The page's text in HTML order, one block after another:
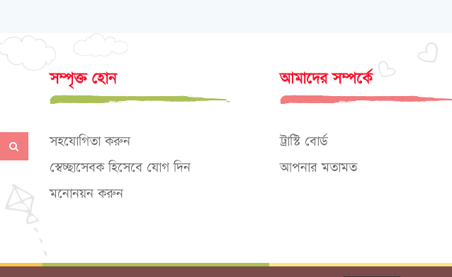
সম্পৃক্ত হোন
সহযোগিতা করুন
স্বেচ্ছাসেবক হিসেবে যোগ দিন
মনোনয়ন করুন
আমাদের সম্পর্কে
ট্রাস্টি বোর্ড
আপনার মতামত